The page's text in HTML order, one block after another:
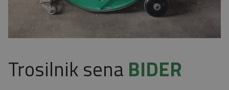
Trosilnik sena BIDER